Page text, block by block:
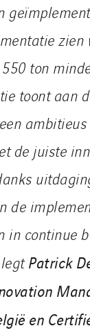
zien
ton
toont aan
de juiste
de
in continue
Patrick
en